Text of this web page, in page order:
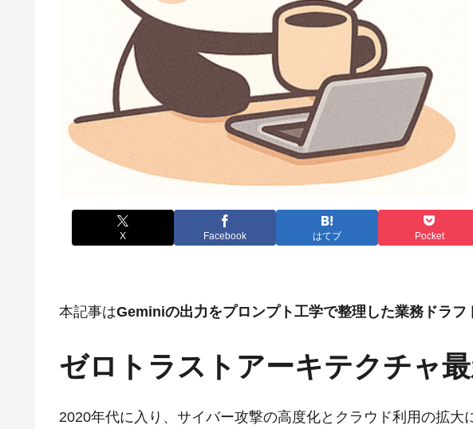
X Facebook はてブ Pocket
本記事はGeminiの出力をプロンプト工学で整理した業務ドラフ
ゼロトラストアーキテクチャ
2020年代に入り、サイバー攻撃の高度化とクラウド利用の拡大